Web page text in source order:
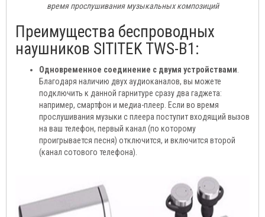
время прослушивания музыкальных композиций
Преимущества беспроводных
наушников SITITEK TWS-B1:
Одновременное соединение с двумя устройствами.
Благодаря наличию двух аудиоканалов, вы можете
подключить к данной гарнитуре сразу два гаджета:
например, смартфон и медиа-плеер. Если во время
прослушивания музыки с плеера поступит входящий вызов
на ваш телефон, первый канал (по которому
проигрывается песня) отключится, и включится второй
(канал сотового телефона).